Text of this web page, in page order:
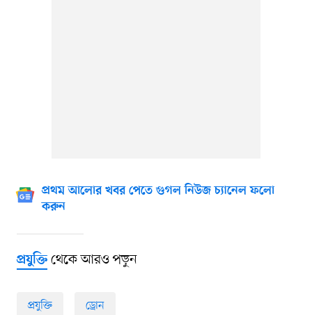
প্রথম আলোর খবর পেতে গুগল নিউজ চ্যানেল ফলো
করুন
প্রযুক্তিথেকে আরও পড়ুন
প্রযুক্তি ড্রোন